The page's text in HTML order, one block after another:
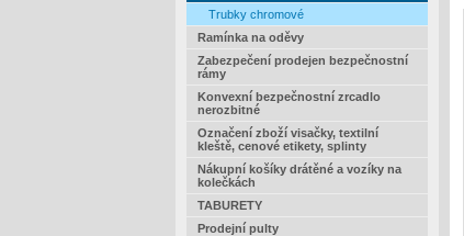
Trubky chromové
Ramínka na oděvy
Zabezpečení prodejen bezpečnostní
rámy
Konvexní bezpečnostní zrcadlo
nerozbitné
Označení zboží visačky, textilní
kleště, cenové etikety, splinty
Nákupní košíky drátěné a vozíky na
kolečkách
TABURETY
Prodejní pulty